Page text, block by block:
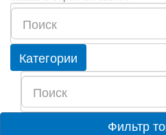
Категории
Фильтр